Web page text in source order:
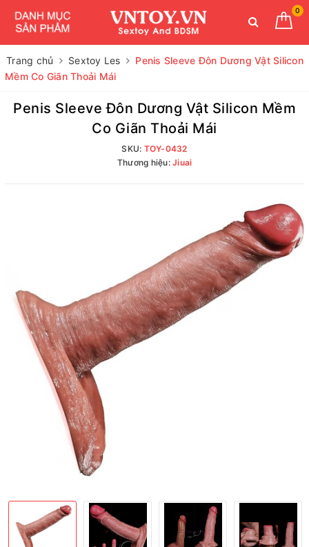
0
Trang chủ Sextoy Les
Penis Sleeve Đôn Dương Vật Silicon
Mềm Co Giãn Thoải Mái
Penis Sleeve Đôn Dương Vật Silicon Mềm
Co Giãn Thoải Mái
SKU: TOY-0432
Thương hiệu: Jiuai